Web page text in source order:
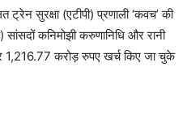
ट्रेन सुरक्षा (एटीपी) प्रणाली ‘कवच’ की
कनिमोझी करुणानिधि और रानी
1,216.77 करोड़ रुपए खर्च किए जा चुके